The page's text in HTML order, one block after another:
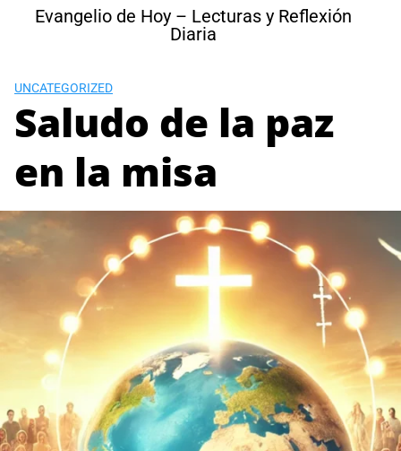
Evangelio de Hoy – Lecturas y Reflexión
Diaria
UNCATEGORIZED
Saludo de la paz
en la misa